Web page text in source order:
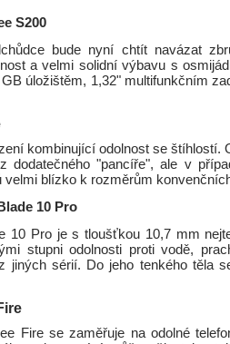
S200
bude nyní chtít navázat
a velmi solidní výbavu s
úložištěm, 1,32" multifunkčním
kombinující odolnost se štíhlostí.
dodatečného "pancíře", ale v
velmi blízko k rozměrům
10 Pro
10 Pro je s tloušťkou 10,7 mm
stupni odolnosti proti vodě,
jiných sérií. Do jeho tenkého těla
Fire se zaměřuje na odolné